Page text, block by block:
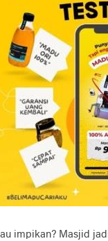
impikan? Masjid